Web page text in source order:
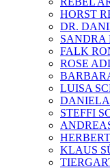
HORST
DR.
SANDRA
FALK
ROSE
LUISA
STEFFI
KLAUS